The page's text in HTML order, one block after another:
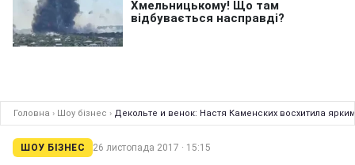
Головна › Шоу бізнес › Декольте и венок: Настя Каменских восхитила
ШОУ БІЗНЕС 26 листопада 2017 · 15:15